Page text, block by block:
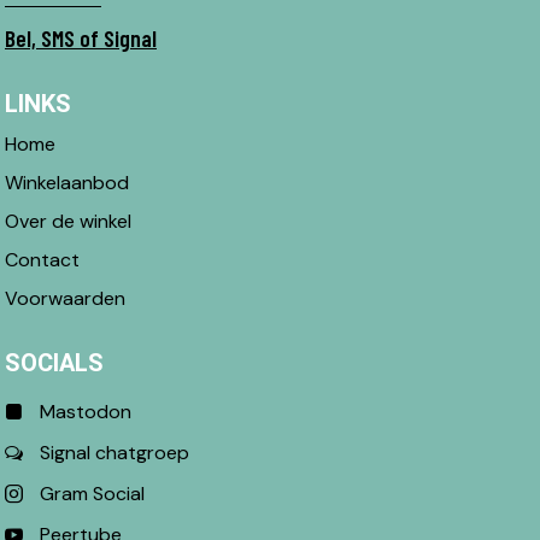
Bel, SMS of Signal
LINKS
Home
Winkelaanbod
Over de winkel
Contact
Voorwaarden
SOCIALS
Mastodon
Signal chatgroep
Gram Social
Peertube